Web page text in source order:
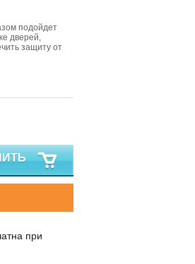
подойдет
дверей,
защиту от
при